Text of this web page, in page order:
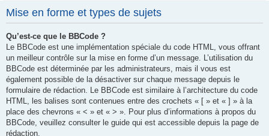
Mise en forme et types de sujets
Qu’est-ce que le BBCode ?
Le BBCode est une implémentation spéciale du code HTML, vous offrant
un meilleur contrôle sur la mise en forme d’un message. L’utilisation du
BBCode est déterminée par les administrateurs, mais il vous est
également possible de la désactiver sur chaque message depuis le
formulaire de rédaction. Le BBCode est similaire à l’architecture du code
HTML, les balises sont contenues entre des crochets « [ » et « ] » à la
place des chevrons « < » et « > ». Pour plus d’informations à propos du
BBCode, veuillez consulter le guide qui est accessible depuis la page de
rédaction.